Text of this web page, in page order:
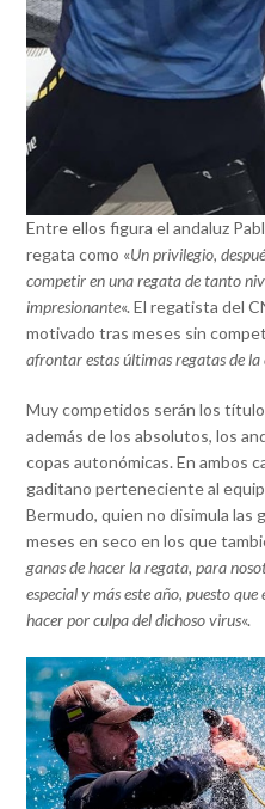
Entre ellos figura el andaluz
regata como «Un privilegio,
competir en una regata de tanto
impresionante«. El regatista del
motivado tras meses sin
afrontar estas últimas regatas de la
Muy competidos serán los
además de los absolutos, los
copas autonómicas. En ambos
gaditano perteneciente al
Bermudo, quien no disimula las
meses en seco en los que
ganas de hacer la regata, para
especial y más este año, puesto
hacer por culpa del dichoso virus«.